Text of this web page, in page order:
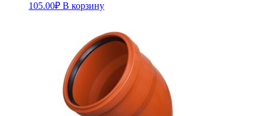
105.00₽ В корзину